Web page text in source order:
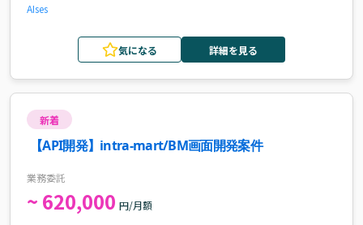
AIses
気になる 詳細を見る
新着
【API開発】intra-mart/BM画面開発案件
業務委託
~ 620,000 円/月額